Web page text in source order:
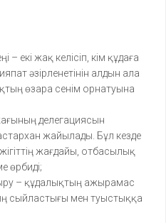
– екі жақ келісіп, кім құдаға
әзірленетінін алдын ала
өзара сенім орнатуына
делегациясын
жайылады. Бұл кезде
жағдайы, отбасылық
өрбиді;
– құдалықтың ажырамас
сыйластығы мен туыстыққа